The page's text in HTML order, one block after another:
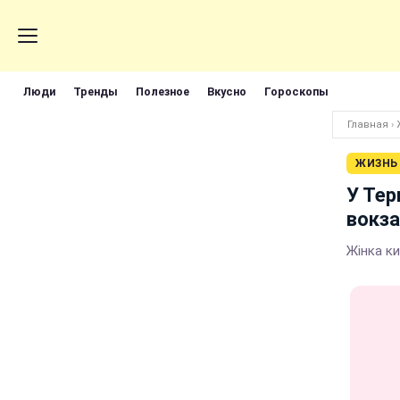
Люди Тренды Полезное Вкусно Гороскопы
Главная ›
ЖИЗНЬ
У
Жінка